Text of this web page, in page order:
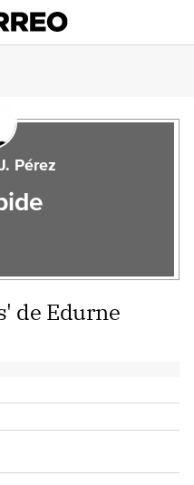
Pérez
de Edurne